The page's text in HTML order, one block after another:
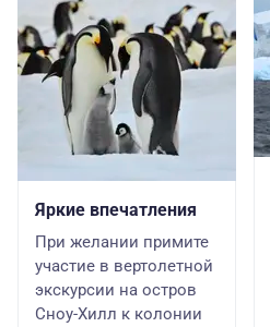
Яркие впечатления
При желании примите
участие в вертолетной
экскурсии на остров
Сноу-Хилл к колонии